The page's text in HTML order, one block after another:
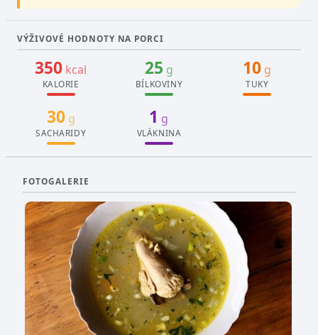
VÝŽIVOVÉ HODNOTY NA PORCI
350 kcal
KALORIE
25 g
BÍLKOVINY
10 g
TUKY
30g
SACHARIDY
1 g
VLÁKNINA
FOTOGALERIE